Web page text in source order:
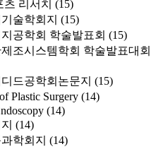
리서치 (15)
술학회지 (15)
공학회 학술발표회 (15)
조시스템학회 학술발표대회
드공학회논문지 (15)
Plastic Surgery (14)
(14)
(14)
학회지 (14)